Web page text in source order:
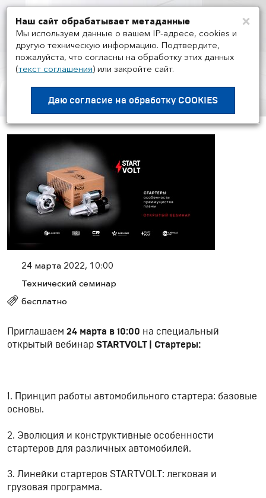
МЕРОПРИЯТИЯ/
STARTVOLT | Стартеры
24 марта 2022, 10:00
Технический семинар
бесплатно
Приглашаем 24 марта в 10:00 на специальный
открытый вебинар STARTVOLT | Стартеры:
1. Принцип работы автомобильного стартера: базовые
основы.
2. Эволюция и конструктивные особенности
стартеров для различных автомобилей.
3. Линейки стартеров STARTVOLT: легковая и
грузовая программа.
×
Наш сайт обрабатывает метаданные
Мы используем данные о вашем IP-адресе, cookies и
другую техническую информацию. Подтвердите,
пожалуйста, что согласны на обработку этих данных
(текст соглашения) или закройте сайт.
Даю согласие на обработку COOKIES